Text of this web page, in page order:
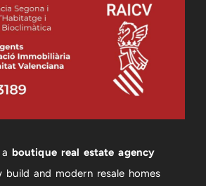
boutique real estate agency
build and modern resale homes